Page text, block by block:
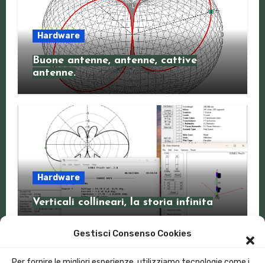
Gestisci Consenso Cookies
Hardware
Buone antenne, antenne, cattive
antenne.
Hardware
Verticali collineari, la storia infinita